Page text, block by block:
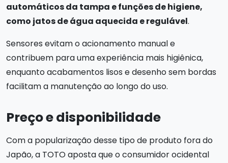
automáticos da tampa e funções de higiene,
como jatos de água aquecida e regulável.
Sensores evitam o acionamento manual e
contribuem para uma experiência mais higiênica,
enquanto acabamentos lisos e desenho sem bordas
facilitam a manutenção ao longo do uso.
Preço e disponibilidade
Com a popularização desse tipo de produto fora do
Japão, a TOTO aposta que o consumidor ocidental